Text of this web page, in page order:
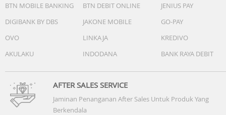
BTN MOBILE BANKING
BTN DEBIT ONLINE
JENIUS PAY
DIGIBANK BY DBS
JAKONE MOBILE
GO-PAY
OVO
LINKAJA
KREDIVO
AKULAKU
INDODANA BANK RAYA DEBIT
AFTER SALES SERVICE
Jaminan Penanganan After Sales Untuk Produk Yang
Berkendala